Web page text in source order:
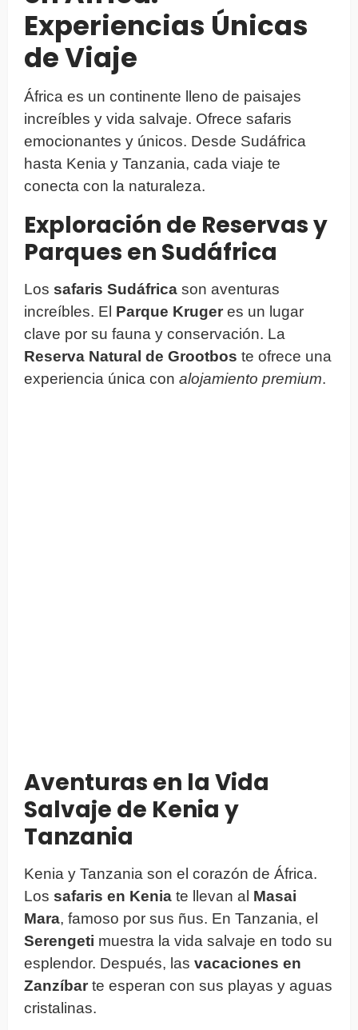
Experiencias Únicas
de Viaje
África es un continente lleno de paisajes
increíbles y vida salvaje. Ofrece safaris
emocionantes y únicos. Desde Sudáfrica
hasta Kenia y Tanzania, cada viaje te
conecta con la naturaleza.
Exploración de Reservas y
Parques en Sudáfrica
Los safaris Sudáfrica son aventuras
increíbles. El Parque Kruger es un lugar
clave por su fauna y conservación. La
Reserva Natural de Grootbos te ofrece una
experiencia única con alojamiento premium.
Aventuras en la Vida
Salvaje de Kenia y
Tanzania
Kenia y Tanzania son el corazón de África.
Los safaris en Kenia te llevan al Masai
Mara, famoso por sus ñus. En Tanzania, el
Serengeti muestra la vida salvaje en todo su
esplendor. Después, las vacaciones en
Zanzíbar te esperan con sus playas y aguas
cristalinas.